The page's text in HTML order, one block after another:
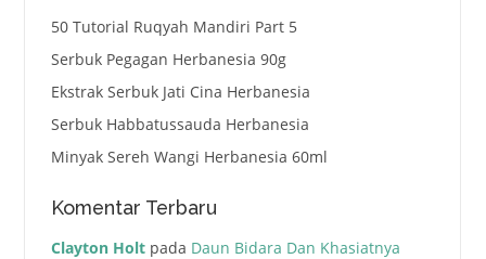
50 Tutorial Ruqyah Mandiri Part 5
Serbuk Pegagan Herbanesia 90g
Ekstrak Serbuk Jati Cina Herbanesia
Serbuk Habbatussauda Herbanesia
Minyak Sereh Wangi Herbanesia 60ml
Komentar Terbaru
Clayton Holtpada Daun Bidara Dan Khasiatnya